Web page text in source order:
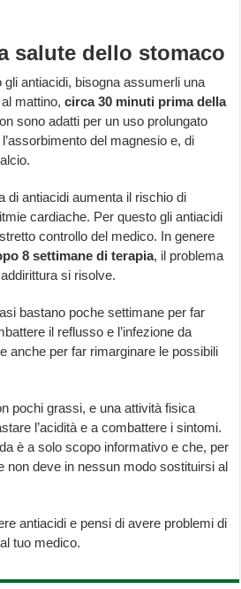
salute dello stomaco
antiacidi, bisogna assumerli una
al mattino,circa 30 minuti prima della
sono adatti per un uso prolungato
del magnesio e, di
di antiacidi aumenta il rischio di
cardiache. Per questo gli antiacidi
controllo del medico. In genere
8 settimane di terapia, il problema
si risolve.
bastano poche settimane per far
il reflusso e l’infezione da
anche per far rimarginare le possibili
pochi grassi, e una attività fisica
l’acidità e a combattere i sintomi.
è a solo scopo informativo e che, per
non deve in nessun modo sostituirsi al
antiacidi e pensi di avere problemi di
tuo medico.